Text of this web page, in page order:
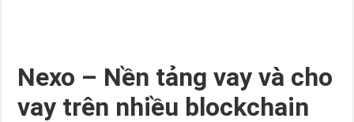
Nexo – Nền tảng vay và cho
vay trên nhiều blockchain